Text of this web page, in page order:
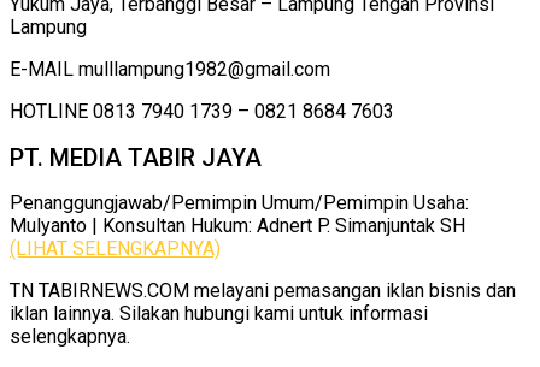
Lampung
E-MAIL mulllampung1982@gmail.com
HOTLINE 0813 7940 1739 – 0821 8684 7603
PT. MEDIA TABIR JAYA
Penanggungjawab/Pemimpin Umum/Pemimpin Usaha:
Mulyanto | Konsultan Hukum: Adnert P. Simanjuntak SH
(LIHAT SELENGKAPNYA)
TN TABIRNEWS.COM melayani pemasangan iklan bisnis dan
iklan lainnya. Silakan hubungi kami untuk informasi
selengkapnya.